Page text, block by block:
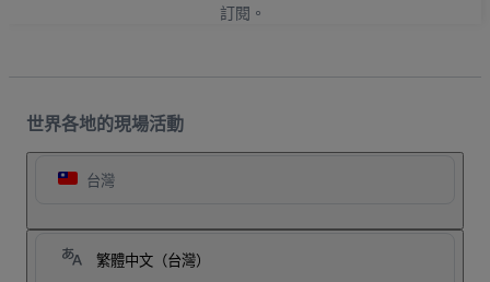
訂閱。
世界各地的現場活動
台灣
繁體中文（台灣）